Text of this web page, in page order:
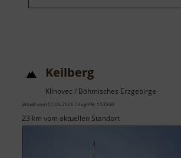
Keilberg
Klínovec / Böhmisches Erzgebirge
aktuell vom 07.06.2026 / Zugriffe: 103500
23 km vom aktuellen Standort